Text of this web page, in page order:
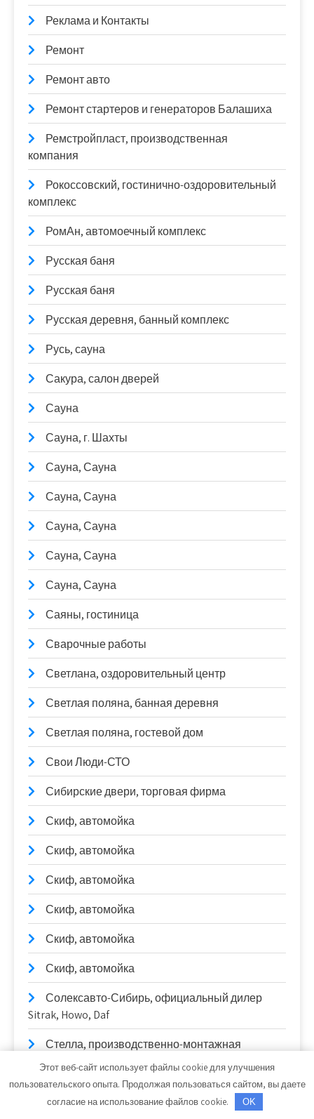
Реклама и Контакты
Ремонт
Ремонт авто
Ремонт стартеров и генераторов Балашиха
Ремстройпласт, производственная
компания
Рокоссовский, гостинично-оздоровительный
комплекс
РомАн, автомоечный комплекс
Русская баня
Русская баня
Русская деревня, банный комплекс
Русь, сауна
Сакура, салон дверей
Сауна
Сауна, г. Шахты
Сауна, Сауна
Сауна, Сауна
Сауна, Сауна
Сауна, Сауна
Сауна, Сауна
Саяны, гостиница
Сварочные работы
Светлана, оздоровительный центр
Светлая поляна, банная деревня
Светлая поляна, гостевой дом
Свои Люди-СТО
Сибирские двери, торговая фирма
Скиф, автомойка
Скиф, автомойка
Скиф, автомойка
Скиф, автомойка
Скиф, автомойка
Скиф, автомойка
Солексавто-Сибирь, официальный дилер
Sitrak, Howo, Daf
Стелла, производственно-монтажная
компания
Стелла, производственно-монтажная
компания
Этот веб-сайт использует файлы cookie для улучшения
пользовательского опыта. Продолжая пользоваться сайтом, вы даете
согласие на использование файлов cookie.
OK